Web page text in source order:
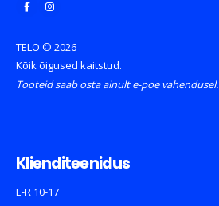
TELO © 2026
Kõik õigused kaitstud.
Tooteid saab osta ainult e-poe vahendusel.
Klienditeenidus
E-R 10-17